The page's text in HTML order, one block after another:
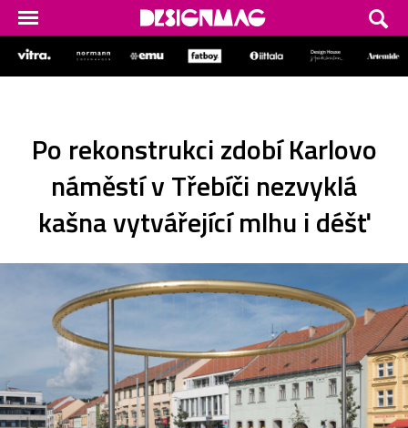
Po rekonstrukci zdobí Karlovo
náměstí v Třebíči nezvyklá
kašna vytvářející mlhu i déšť